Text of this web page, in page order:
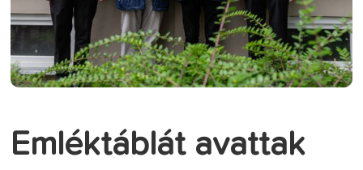
Emléktáblát avattak